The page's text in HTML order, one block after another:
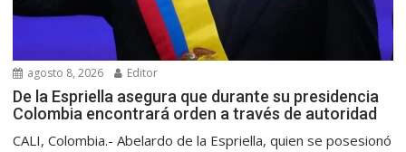
agosto 8, 2026 Editor
De la Espriella asegura que durante su presidencia
Colombia encontrará orden a través de autoridad
CALI, Colombia.- Abelardo de la Espriella, quien se posesionó